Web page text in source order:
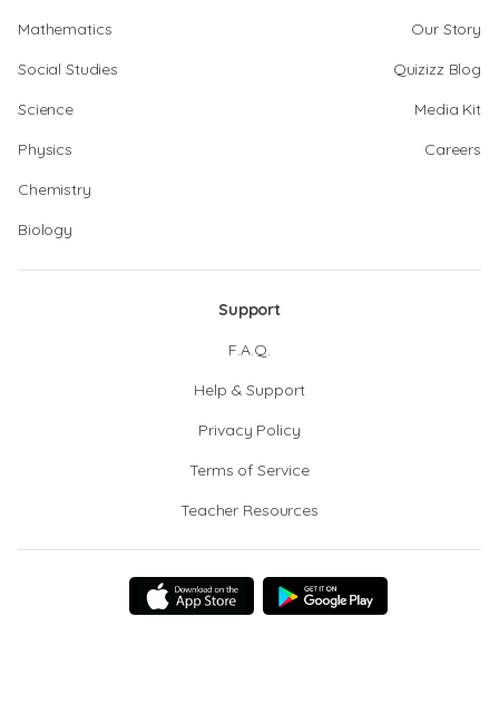
Mathematics
Social Studies
Science
Physics
Chemistry
Biology
Our Story
Quizizz Blog
Media Kit
Careers
Support
F.A.Q.
Help & Support
Privacy Policy
Terms of Service
Teacher Resources